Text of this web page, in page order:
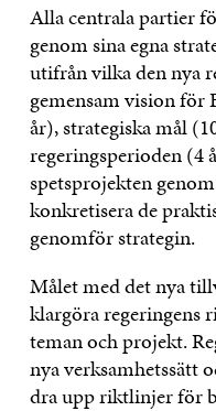
Alla centrala partier
genom sina egna
utifrån vilka den nya
gemensam vision för
år), strategiska mål
regeringsperioden (4
spetsprojekten
konkretisera de
genomför strategin.
Målet med det nya
klargöra regeringens
teman och projekt.
nya verksamhetssätt
dra upp riktlinjer för